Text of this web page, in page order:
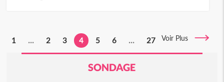
1 ... 2 3 4 5 6 ... 27 Voir Plus
SONDAGE